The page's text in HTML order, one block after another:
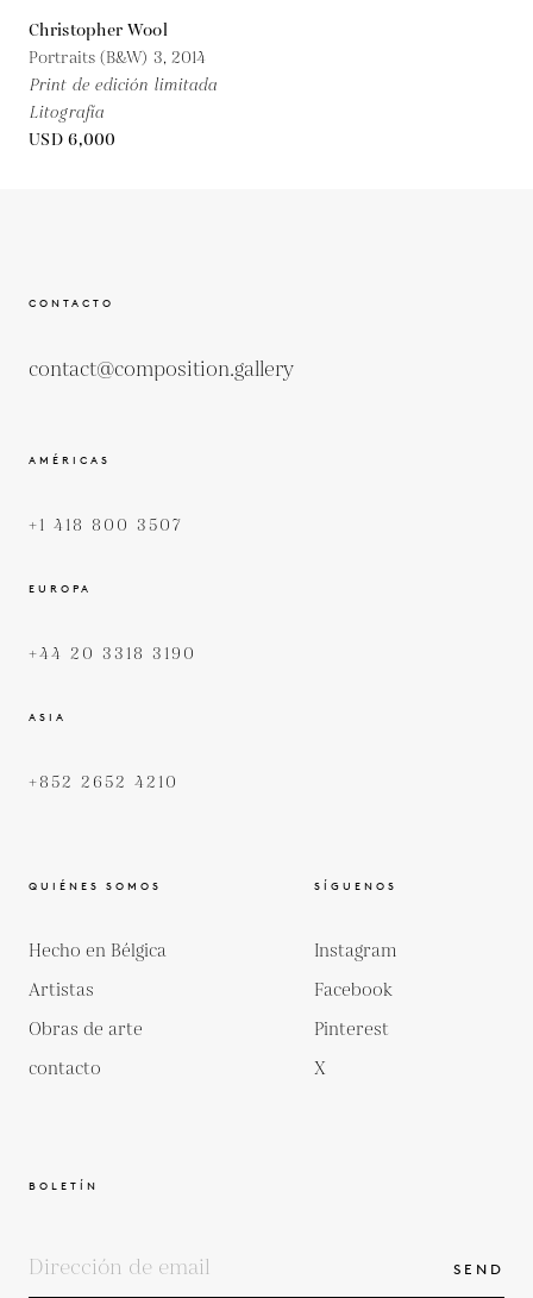
Christopher Wool
Portraits (B&W) 3, 2014
Print de edición limitada
Litografía
USD 6,000
CONTACTO
contact@composition.gallery
AMÉRICAS
+1 418 800 3507
EUROPA
+44 20 3318 3190
ASIA
+852 2652 4210
QUIÉNES SOMOS
Hecho en Bélgica
Artistas
Obras de arte
contacto
SÍGUENOS
Instagram
Facebook
Pinterest
X
BOLETÍN
SEND